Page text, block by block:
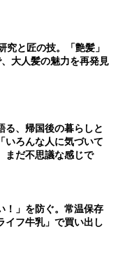
究と匠の技。「艶髪」
大人髪の魅力を再発見
る、帰国後の暮らしと
いろんな人に気づいて
まだ不思議な感じで
！」を防ぐ。常温保存
イフ牛乳」で買い出し